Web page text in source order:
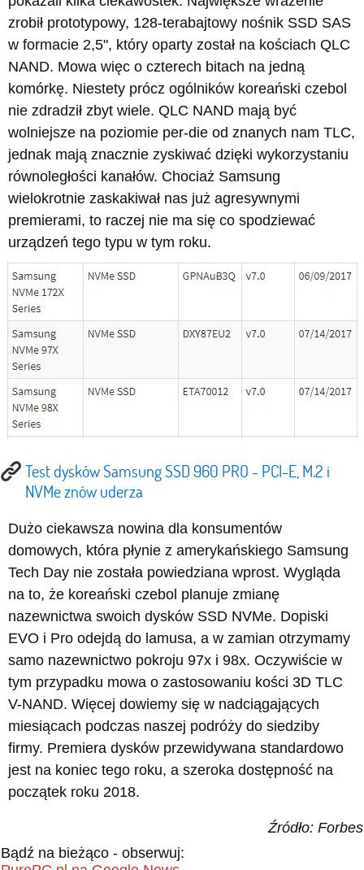
zrobił prototypowy, 128-terabajtowy nośnik SSD SAS
w formacie 2,5", który oparty został na kościach QLC
NAND. Mowa więc o czterech bitach na jedną
komórkę. Niestety prócz ogólników koreański czebol
nie zdradził zbyt wiele. QLC NAND mają być
wolniejsze na poziomie per-die od znanych nam TLC,
jednak mają znacznie zyskiwać dzięki wykorzystaniu
równoległości kanałów. Chociaż Samsung
wielokrotnie zaskakiwał nas już agresywnymi
premierami, to raczej nie ma się co spodziewać
urządzeń tego typu w tym roku.
Test dysków Samsung SSD 960 PRO - PCI-E, M.2 i
NVMe znów uderza
Dużo ciekawsza nowina dla konsumentów
domowych, która płynie z amerykańskiego Samsung
Tech Day nie została powiedziana wprost. Wygląda
na to, że koreański czebol planuje zmianę
nazewnictwa swoich dysków SSD NVMe. Dopiski
EVO i Pro odejdą do lamusa, a w zamian otrzymamy
samo nazewnictwo pokroju 97x i 98x. Oczywiście w
tym przypadku mowa o zastosowaniu kości 3D TLC
V-NAND. Więcej dowiemy się w nadciągających
miesiącach podczas naszej podróży do siedziby
firmy. Premiera dysków przewidywana standardowo
jest na koniec tego roku, a szeroka dostępność na
początek roku 2018.
Źródło: Forbes
Bądź na bieżąco - obserwuj: